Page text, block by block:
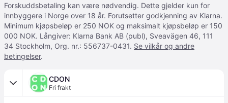
Forskuddsbetaling kan være nødvendig. Dette gjelder kun for
innbyggere i Norge over 18 år. Forutsetter godkjenning av Klarna.
Minimum kjøpsbeløp er 250 NOK og maksimalt kjøpsbeløp er 150
000 NOK. Långiver: Klarna Bank AB (publ), Sveavägen 46, 111
34 Stockholm, Org. nr.: 556737-0431. Se vilkår og andre
betingelser.
CDON
Fri frakt